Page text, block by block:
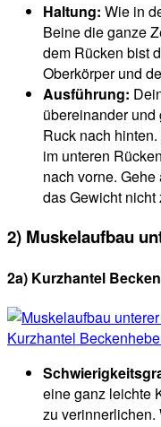
Haltung: Wie in
Beine die ganze
dem Rücken bist
Oberkörper und
Ausführung:
übereinander und
Ruck nach
im unteren
nach vorne.
das Gewicht
2) Muskelaufbau
2a) Kurzhantel
eine ganz leichte
zu